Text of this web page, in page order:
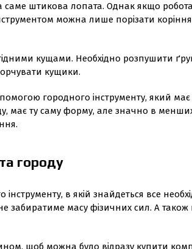
штикова лопата. Однак якщо
можна лише порізати
кущами. Необхідно розпушити
кущики.
городного інструменту, який
має ту саму форму, але значно в
городу
інструменту, в якій знайдеться все
масу фізичних сил. А також
щоб можна було відразу купити